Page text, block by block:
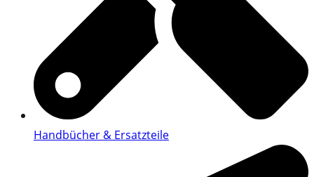
Handbücher & Ersatzteile